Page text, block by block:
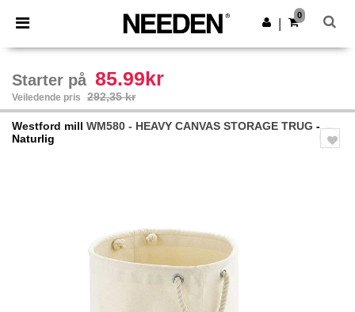
× Needen-app
Bedre priser i appen!
Last ned app
0
Starter på 85.99kr
Veiledende pris 292,35 kr
Westford mill WM580 - HEAVY CANVAS STORAGE TRUG -
Naturlig